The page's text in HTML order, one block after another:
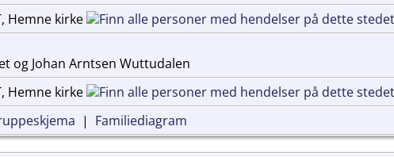
Hemne kirke
og Johan Arntsen Wuttudalen
Hemne kirke
| Familiediagram